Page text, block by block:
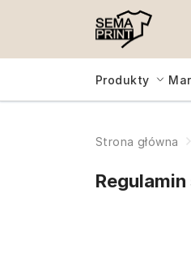
Produkty
Strona główna
Regulamin